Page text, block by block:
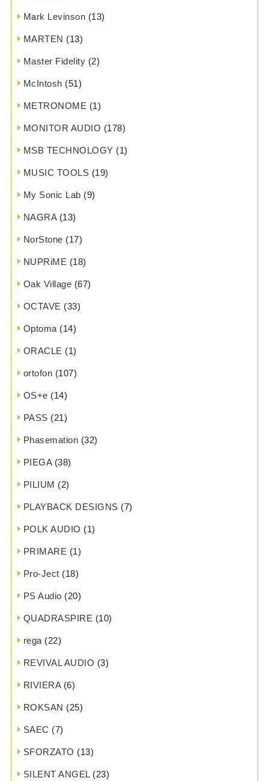
Mark Levinson (13)
MARTEN (13)
Master Fidelity (2)
McIntosh (51)
METRONOME (1)
MONITOR AUDIO (178)
MSB TECHNOLOGY (1)
MUSIC TOOLS (19)
My Sonic Lab (9)
NAGRA(13)
NorStone (17)
NUPRiME (18)
Oak Village (67)
OCTAVE (33)
Optoma (14)
ORACLE (1)
ortofon (107)
OS+e (14)
PASS (21)
Phasemation (32)
PIEGA(38)
PILIUM (2)
PLAYBACK DESIGNS (7)
POLK AUDIO (1)
PRIMARE (1)
Pro-Ject (18)
PS Audio (20)
QUADRASPIRE (10)
rega (22)
REVIVAL AUDIO (3)
RIVIERA(6)
ROKSAN (25)
SAEC (7)
SFORZATO (13)
SILENT ANGEL(23)